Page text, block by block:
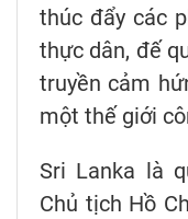
thúc đẩy các
thực dân, đế
truyền cảm
một thế giới
Sri Lanka là
Chủ tịch Hồ